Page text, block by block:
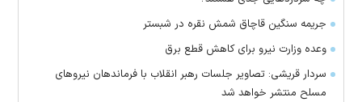
جریمه سنگین قاچاق شمش نقره در شبستر
وعده وزارت نیرو برای کاهش قطع برق
سردار قریشی: تصاویر جلسات رهبر انقلاب با فرماندهان نیرو‌های
مسلح منتشر خواهد شد